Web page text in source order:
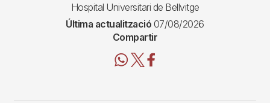
Hospital Universitari de Bellvitge
Última actualització 07/08/2026
Compartir